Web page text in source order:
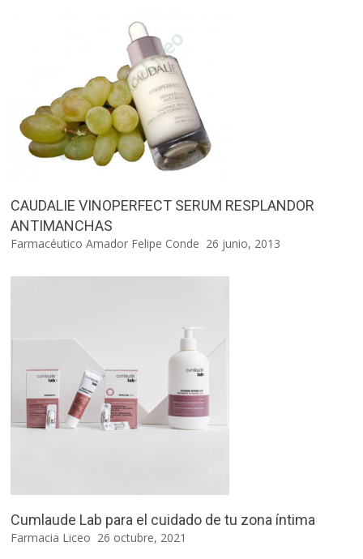
CAUDALIE VINOPERFECT SERUM RESPLANDOR
ANTIMANCHAS
Farmacéutico Amador Felipe Conde 26 junio, 2013
Cumlaude Lab para el cuidado de tu zona íntima
Farmacia Liceo 26 octubre, 2021